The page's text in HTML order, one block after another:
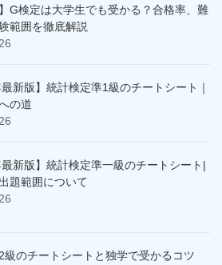
】G検定は大学生でも受かる？合格率、難
範囲を徹底解説
最新版】統計検定準1級のチートシート｜
の道
最新版】統計検定準一級のチートシート|
題範囲について
級のチートシートと独学で受かるコツ